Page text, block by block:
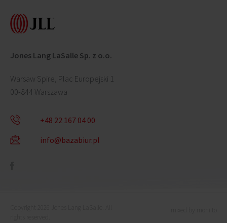
Jones Lang LaSalle Sp. z o.o.
Warsaw Spire, Plac Europejski 1
00-844 Warszawa
+48 22 167 04 00
info@bazabiur.pl